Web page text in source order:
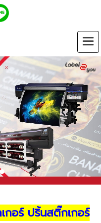
อร์ ปริ้นสติ๊กเกอร์